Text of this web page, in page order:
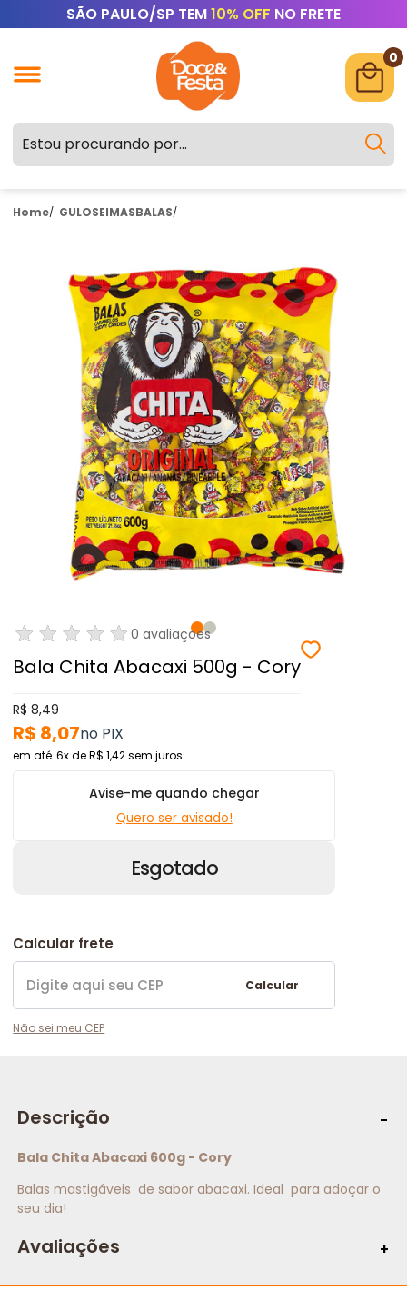
SÃO PAULO/SP TEM10% OFF NO FRETE
0
Home GULOSEIMASBALAS
0 avaliações
Bala Chita Abacaxi 500g - Cory
R$ 8,07
R$ 8,49
6xdeR$ 1,42sem juros
Esgotado
Avise-me quando chegar
Quero ser avisado!
Calcular frete
Calcular
Não sei meu CEP
Descrição
Bala Chita Abacaxi 600g - Cory
Balas mastigáveis de sabor abacaxi. Ideal para adoçar o
seu dia!
Avaliações